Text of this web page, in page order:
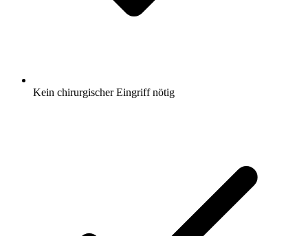
Kein chirurgischer Eingriff nötig